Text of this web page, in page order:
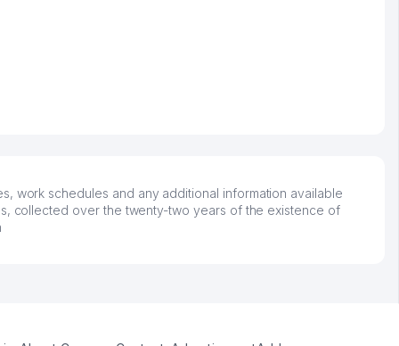
work schedules and any additional information available
collected over the twenty-two years of the existence of